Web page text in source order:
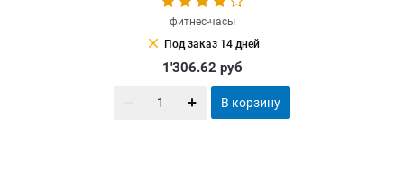
фитнес-часы
clear Под заказ 14 дней
1'306.62 руб
В корзину